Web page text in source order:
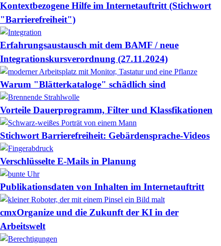
Kontextbezogene Hilfe im Internetauftritt (Stichwort
"Barrierefreiheit")
Erfahrungsaustausch mit dem BAMF / neue
Integrationskursverordnung (27.11.2024)
Warum "Blätterkataloge" schädlich sind
Vorteile Dauerprogramm, Filter und Klassfikationen
Stichwort Barrierefreiheit: Gebärdensprache-Videos
Verschlüsselte E-Mails in Planung
Publikationsdaten von Inhalten im Internetauftritt
cmxOrganize und die Zukunft der KI in der
Arbeitswelt